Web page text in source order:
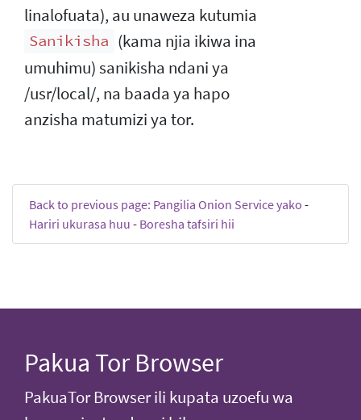
linalofuata), au unaweza kutumia
Sanikisha (kama njia ikiwa ina
umuhimu) sanikisha ndani ya
/usr/local/, na baada ya hapo
anzisha matumizi ya tor.
Back to previous page: Pangilia Onion Service yako -
Hariri ukurasa huu - Boresha tafsiri hii
Pakua Tor Browser
PakuaTor Browser ili kupata uzoefu wa